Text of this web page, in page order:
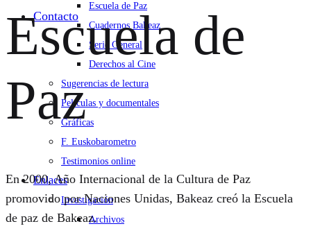
Contacto
Escuela de Paz
Cuadernos Bakeaz
Serie General
Derechos al Cine
Sugerencias de lectura
Películas y documentales
Gráficas
F. Euskobarometro
Testimonios online
Enlaces
Investigación
Archivos
Escuela de
Paz
En 2000, Año Internacional de la Cultura de Paz
promovido por Naciones Unidas, Bakeaz creó la Escuela
de paz de Bakeaz.